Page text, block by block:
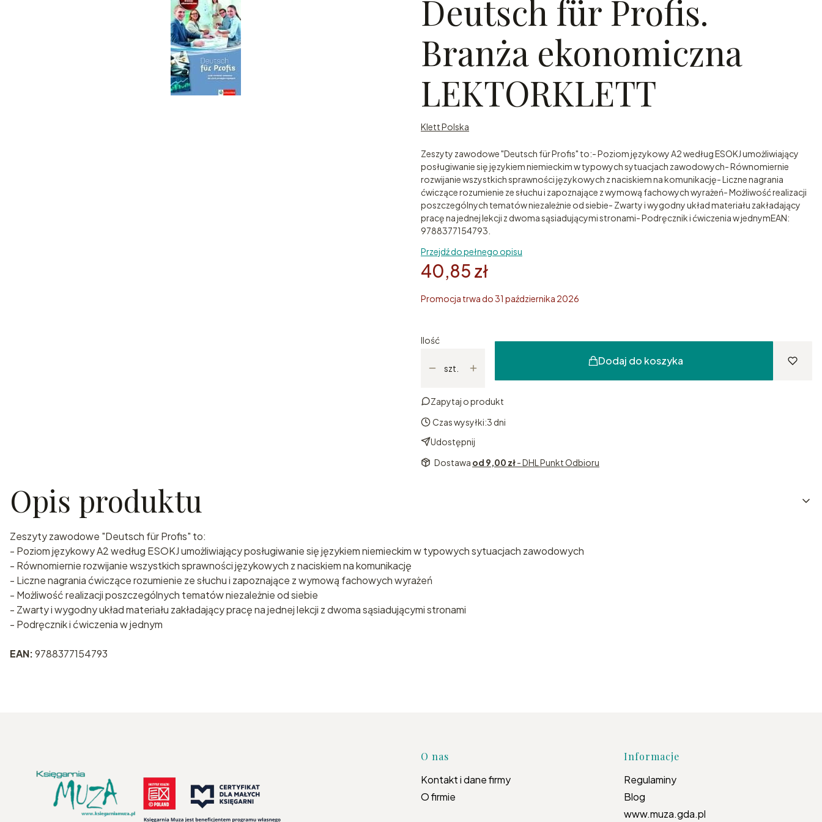
Deutsch für Profis.
Branża ekonomiczna
LEKTORKLETT
Klett Polska
Zeszyty zawodowe "Deutsch für Profis" to:- Poziom językowy A2 według ESOKJ umożliwiający
posługiwanie się językiem niemieckim w typowych sytuacjach zawodowych- Równomiernie
rozwijanie wszystkich sprawności językowych z naciskiem na komunikację- Liczne nagrania
ćwiczące rozumienie ze słuchu i zapoznające z wymową fachowych wyrażeń- Możliwość realizacji
poszczególnych tematów niezależnie od siebie- Zwarty i wygodny układ materiału zakładający
pracę na jednej lekcji z dwoma sąsiadującymi stronami- Podręcznik i ćwiczenia w jednymEAN:
9788377154793.
Przejdź do pełnego opisu
40,85 zł
Promocja trwa do 31 października 2026
Ilość
szt.
Dodaj do koszyka
Zapytaj o produkt
Czas wysyłki:3 dni
Udostępnij
Dostawa od 9,00 zł- DHL Punkt Odbioru
Opis produktu
Zeszyty zawodowe "Deutsch für Profis" to:
- Poziom językowy A2 według ESOKJ umożliwiający posługiwanie się językiem niemieckim w typowych sytuacjach zawodowych
- Równomiernie rozwijanie wszystkich sprawności językowych z naciskiem na komunikację
- Liczne nagrania ćwiczące rozumienie ze słuchu i zapoznające z wymową fachowych wyrażeń
- Możliwość realizacji poszczególnych tematów niezależnie od siebie
- Zwarty i wygodny układ materiału zakładający pracę na jednej lekcji z dwoma sąsiadującymi stronami
- Podręcznik i ćwiczenia w jednym
EAN:9788377154793
Linki w stopce
O nas
Kontakt i dane firmy
O firmie
Informacje
Regulaminy
Blog
www.muza.gda.pl